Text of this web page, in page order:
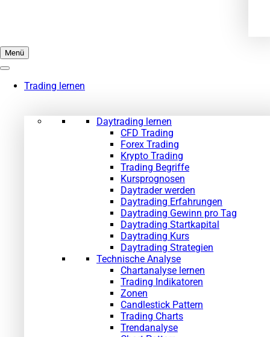
Menü
Trading lernen
Daytrading lernen
CFD Trading
Forex Trading
Krypto Trading
Trading Begriffe
Kursprognosen
Daytrader werden
Daytrading Erfahrungen
Daytrading Gewinn pro Tag
Daytrading Startkapital
Daytrading Kurs
Daytrading Strategien
Technische Analyse
Chartanalyse lernen
Trading Indikatoren
Zonen
Candlestick Pattern
Trading Charts
Trendanalyse